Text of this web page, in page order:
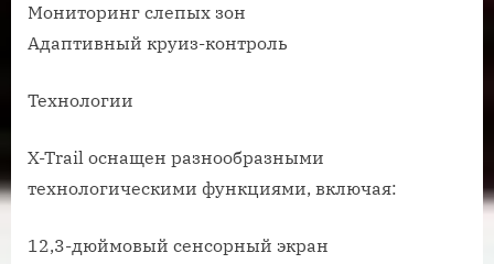
Мониторинг слепых зон
Адаптивный круиз-контроль
Технологии
X-Trail оснащен разнообразными
технологическими функциями, включая:
12,3-дюймовый сенсорный экран